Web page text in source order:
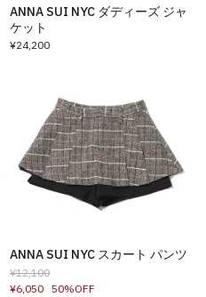
ANNA SUI NYC ダディーズ ジャ
ケット
¥24,200
ANNA SUI NYC スカート パンツ
¥12,100
¥6,050 50%OFF